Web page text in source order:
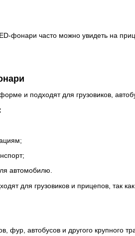
фонари часто можно увидеть на
и подходят для грузовиков,
автомобилю.
для грузовиков и прицепов, так
фур, автобусов и другого